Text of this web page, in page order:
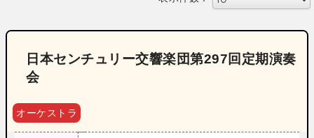
日本センチュリー交響楽団第297回定期演奏
会
オーケストラ